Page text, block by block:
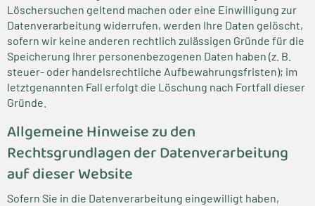
Löschersuchen geltend machen oder eine Einwilligung zur
Datenverarbeitung widerrufen, werden Ihre Daten gelöscht,
sofern wir keine anderen rechtlich zulässigen Gründe für die
Speicherung Ihrer personenbezogenen Daten haben (z. B.
steuer- oder handelsrechtliche Aufbewahrungsfristen); im
letztgenannten Fall erfolgt die Löschung nach Fortfall dieser
Gründe.
Allgemeine Hinweise zu den
Rechtsgrundlagen der Datenverarbeitung
auf dieser Website
Sofern Sie in die Datenverarbeitung eingewilligt haben,